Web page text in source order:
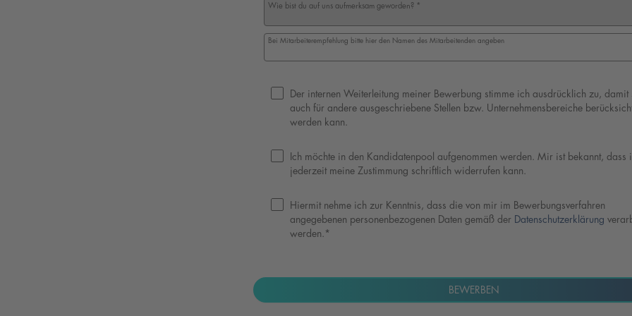
Wie bist du auf uns aufmerksam geworden? *
Bei Mitarbeiterempfehlung bitte hier den Namen des Mitarbeitenden angeben
Datenschutz und Einverständniserklärungen
Der internen Weiterleitung meiner Bewerbung stimme ich ausdrücklich zu,
auch für andere ausgeschriebene Stellen bzw. Unternehmensbereiche
werden kann.
Ich möchte in den Kandidatenpool aufgenommen werden. Mir ist bekannt, dass
jederzeit meine Zustimmung schriftlich widerrufen kann.
Hiermit nehme ich zur Kenntnis, dass die von mir im Bewerbungsverfahren
angegebenen personenbezogenen Daten gemäß der
Datenschutzerklärung
werden.*
BEWERBEN